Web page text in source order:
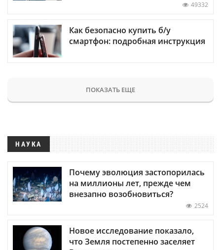
49332
Как безопасно купить б/у
смартфон: подробная инструкция
ПОКАЗАТЬ ЕЩЕ
НАУКА
Почему эволюция застопорилась
на миллионы лет, прежде чем
внезапно возобновиться?
2524
Новое исследование показало,
что Земля постепенно заселяет